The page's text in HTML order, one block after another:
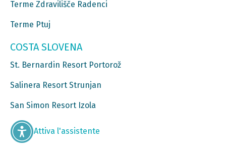
Terme Zdravilišče Radenci
Terme Ptuj
COSTA SLOVENA
St. Bernardin Resort Portorož
Salinera Resort Strunjan
San Simon Resort Izola
Attiva l'assistente